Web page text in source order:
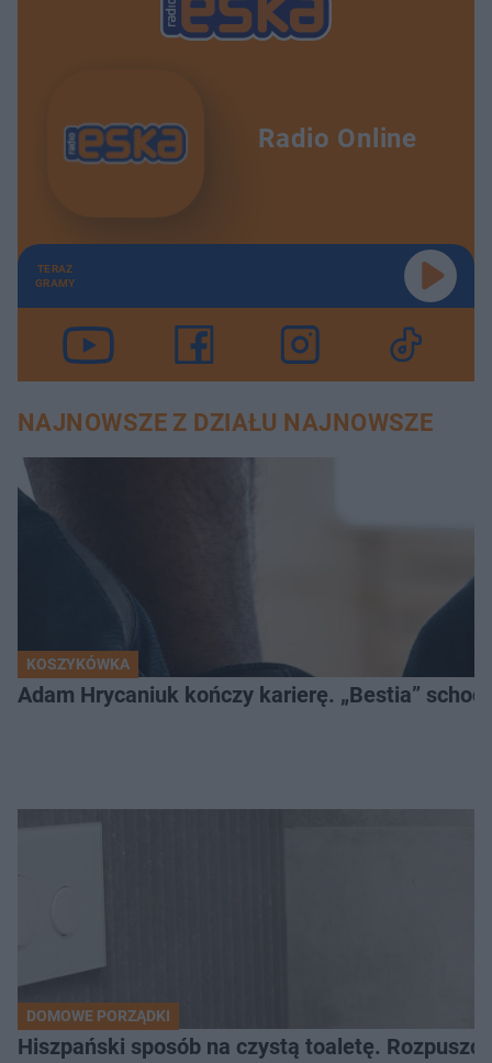
Radio Online
TERAZ
GRAMY
NAJNOWSZE Z DZIAŁU NAJNOWSZE
KOSZYKÓWKA
Adam Hrycaniuk kończy karierę. „Bestia”
DOMOWE PORZĄDKI
Hiszpański sposób na czystą toaletę.